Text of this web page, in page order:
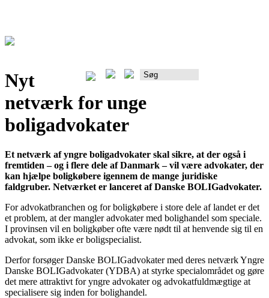
Nyt
netværk for unge
boligadvokater
Et netværk af yngre boligadvokater skal sikre, at der også i
fremtiden – og i flere dele af Danmark – vil være advokater, der
kan hjælpe boligkøbere igennem de mange juridiske
faldgruber. Netværket er lanceret af Danske BOLIGadvokater.
For advokatbranchen og for boligkøbere i store dele af landet er det
et problem, at der mangler advokater med bolighandel som speciale.
I provinsen vil en boligkøber ofte være nødt til at henvende sig til en
advokat, som ikke er boligspecialist.
Derfor forsøger Danske BOLIGadvokater med deres netværk Yngre
Danske BOLIGadvokater (YDBA) at styrke specialområdet og gøre
det mere attraktivt for yngre advokater og advokatfuldmægtige at
specialisere sig inden for bolighandel.